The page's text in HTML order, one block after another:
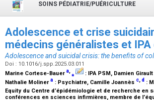
SOINS PÉDIATRIE/PUÉRICULTURE
Adolescence et crise
médecins généralistes et IPA
Adolescence and suicidal crisis: the benefits of
Doi : 10.1016/j.spp.2025.03.011
Marine Cortese-Bauera,⁎ : IPA PSM, Damien Girault
Nathalie Molinera : Psychiatre, Camille Joannès c d :
Equity du Centre d’épidémiologie et de recherche en
conférences en sciences infirmières, membre de